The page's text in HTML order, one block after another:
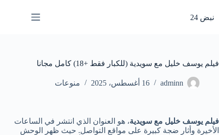
المحتوى
نبض 24
فيلم يوسف خليل مع سويدية (للكبار فقط +18) كامل مجانا
adminn 16 أغسطس، 2025 منوعات
فيلم يوسف خليل مع سويدية، هو العنوان الذي انتشر في الساعات
الأخيرة وأثار ضجة كبيرة على مواقع التواصل. حيث ظهر الوحش